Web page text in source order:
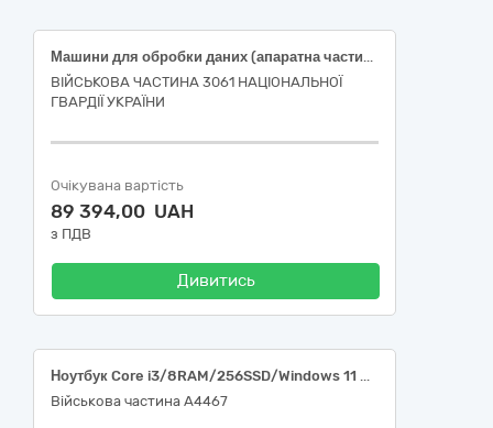
Машини для обробки даних (апаратна частина) (Планшет Blackview Ac-tive 8 Pro (або еквівалент)
ВІЙСЬКОВА ЧАСТИНА 3061 НАЦІОНАЛЬНОЇ
ГВАРДІЇ УКРАЇНИ
Очікувана вартість
89 394,00 UAH
з ПДВ
Дивитись
Ноутбук Core i3/8RAM/256SSD/Windows 11 Pro Ukr, 30210000-4 Машини для обробки даних (апаратна частина) за ДК 021:2015 Єдиного закупівельного словника
Військова частина А4467